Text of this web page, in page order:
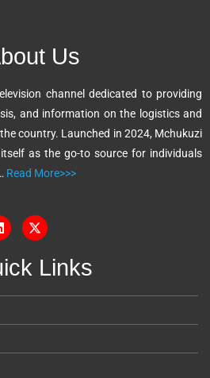
Us
channel dedicated to providing
and information on the logistics and
country. Launched in 2024, Mchukuzi
as the go-to source for individuals
Read More>>>
Links